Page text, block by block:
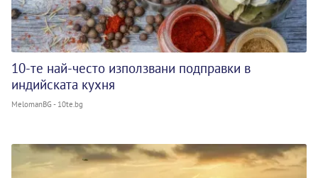
10-те най-често използвани подправки в
индийската кухня
MelomanBG - 10te.bg